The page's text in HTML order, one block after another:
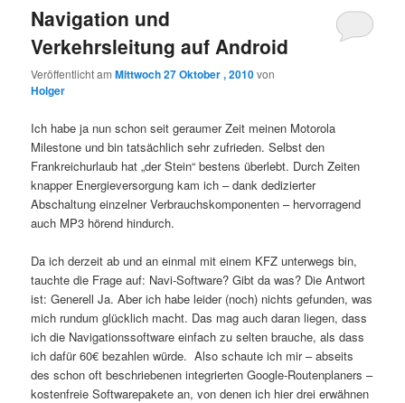
Navigation und
Verkehrsleitung auf Android
Veröffentlicht amMittwoch 27 Oktober , 2010von
Holger
Ich habe ja nun schon seit geraumer Zeit meinen Motorola
Milestone und bin tatsächlich sehr zufrieden. Selbst den
Frankreichurlaub hat „der Stein“ bestens überlebt. Durch Zeiten
knapper Energieversorgung kam ich – dank dedizierter
Abschaltung einzelner Verbrauchskomponenten – hervorragend
auch MP3 hörend hindurch.
Da ich derzeit ab und an einmal mit einem KFZ unterwegs bin,
tauchte die Frage auf: Navi-Software? Gibt da was? Die Antwort
ist: Generell Ja. Aber ich habe leider (noch) nichts gefunden, was
mich rundum glücklich macht. Das mag auch daran liegen, dass
ich die Navigationssoftware einfach zu selten brauche, als dass
ich dafür 60€ bezahlen würde. Also schaute ich mir – abseits
des schon oft beschriebenen integrierten Google-Routenplaners –
kostenfreie Softwarepakete an, von denen ich hier drei erwähnen